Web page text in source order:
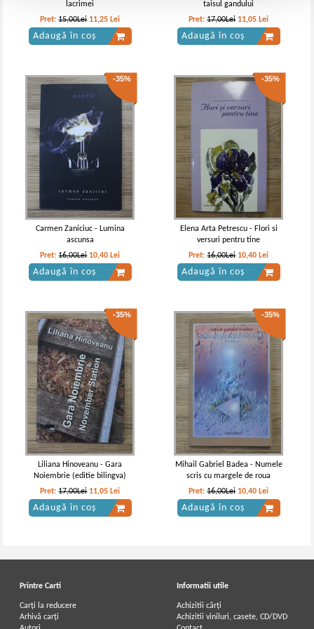
lacrimei
Pret:15,00Lei 11,25 Lei
Adaugă în coș
taisul gandului
Pret:17,00Lei 11,05 Lei
Adaugă în coș
-35%
Carmen Zaniciuc - Lumina
ascunsa
Pret:16,00Lei 10,40 Lei
Adaugă în coș
-35%
Elena Arta Petrescu - Flori si
versuri pentru tine
Pret:16,00Lei 10,40 Lei
Adaugă în coș
-35%
Liliana Hinoveanu - Gara
Noiembrie (editie bilingva)
Pret:17,00Lei 11,05 Lei
Adaugă în coș
-35%
Mihail Gabriel Badea - Numele
scris cu margele de roua
Pret:16,00Lei 10,40 Lei
Adaugă în coș
Printre Carti
Carți la reducere
Arhivă carți
Informatii utile
Achizitii cărți
Achizitii viniluri, casete, CD/DVD